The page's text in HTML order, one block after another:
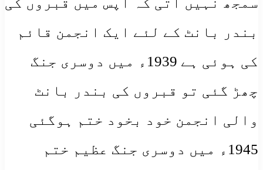
بندر بانٹ کے لئے ایک انجمن قائم
کی ہوئی ہے 1939ء میں دوسری جنگ
چھڑ گئی تو قبروں کی بندر بانٹ
والی انجمن خود بخود ختم ہوگئی
1945ء میں دوسری جنگ عظیم ختم